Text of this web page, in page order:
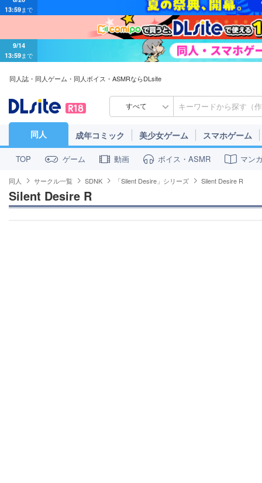
13:59まで
同人誌・同人ゲーム・同人ボイス・ASMRならDLsite
すべて
同人 成年コミック 美少女ゲーム スマホゲーム
TOP ゲーム 動画 ボイス・ASMR マン
同人 サークル一覧 SDNK 「Silent Desire」シリーズ Silent Desire R
Silent Desire R